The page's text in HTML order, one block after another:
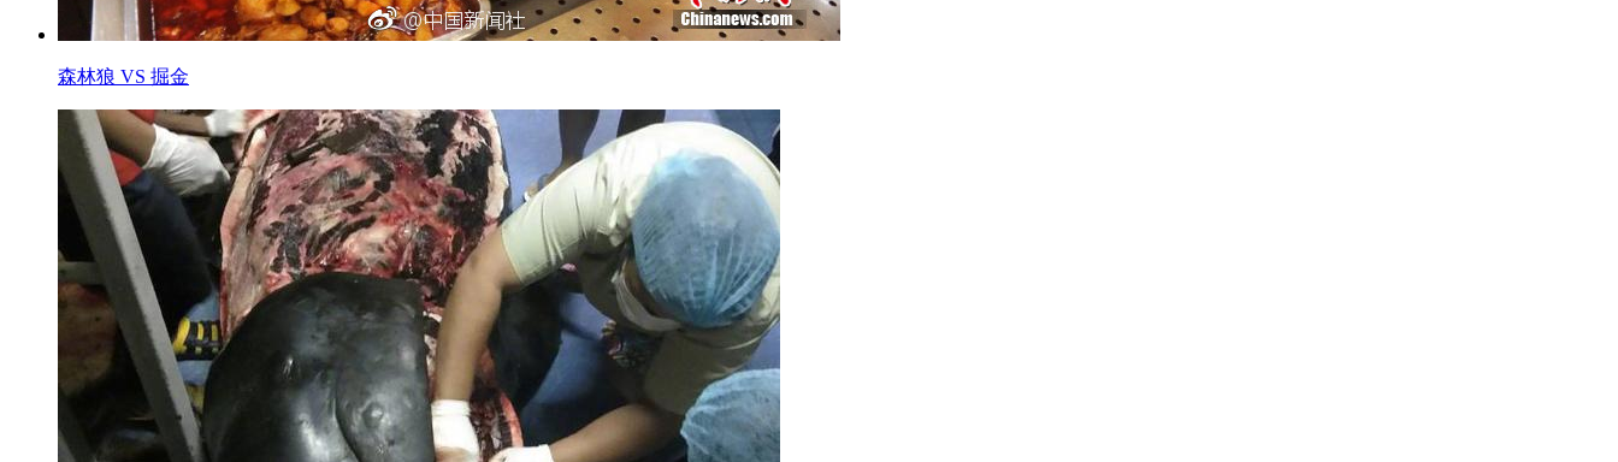
森林狼 VS 掘金